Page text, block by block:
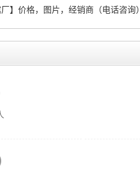
厂】价格，图片，经销商（电话咨询）